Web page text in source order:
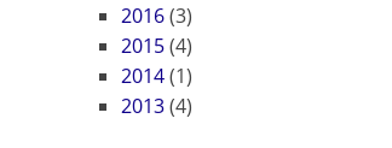
2016(3)
2015(4)
2014(1)
2013(4)